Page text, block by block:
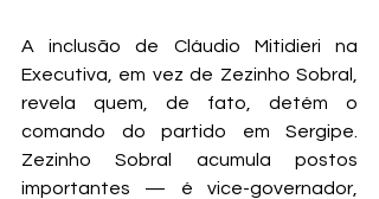
A inclusão de Cláudio Mitidieri na
Executiva, em vez de Zezinho Sobral,
revela quem, de fato, detém o
comando do partido em Sergipe.
Zezinho Sobral acumula postos
importantes — é vice-governador,